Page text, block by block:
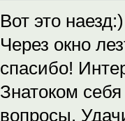
Вот это
Через окно
спасибо!
Знатоком
вопросы.